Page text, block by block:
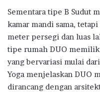
Sementara tipe B Sudut
kamar mandi sama,
meter persegi dan luas
tipe rumah DUO
yang bervariasi mulai
Yoga menjelaskan DUO
dirancang dengan